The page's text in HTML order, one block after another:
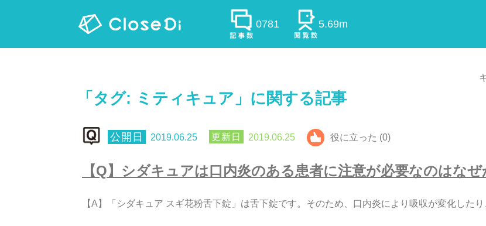
0781 5.69m
「タグ: ミティキュア 」に関する記事
2019.06.25 2019.06.25 役に立った (0)
【Q】 シダキ ュアは 口 内炎のある患者に注意が必要なのはなぜ
【A 】 「 シダキ ュ ア ス ギ花粉舌下錠 」 は舌下錠です。 そのため 口 内炎に よ り 吸収が変化した り